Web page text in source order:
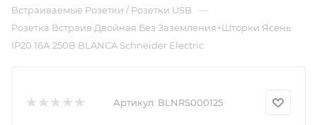
Встраиваемые Розетки / Розетки USB —
Розетка Встраив Двойная Без Заземления+Шторки Ясень
IP20 16А 250В BLANCA Schneider Electric
Артикул: BLNRS000125